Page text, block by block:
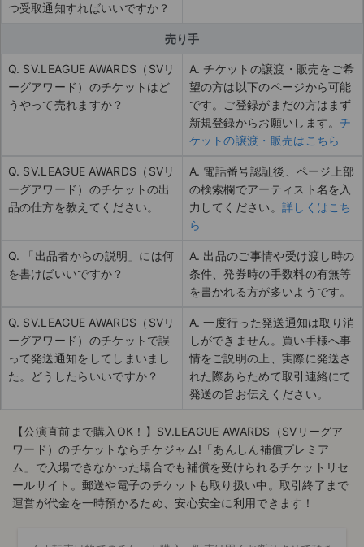
つ受取通知すればいいですか？
売り手
Q. SV.LEAGUE AWARDS（SVリ
ーグアワード）のチケットはど
うやって売れますか？
A. チケットの譲渡・販売をご希
望の方は以下のページから可能
です。ご登録がまだの方はまず
新規登録からお願いします。 チ
ケットの譲渡・販売はこちら
Q. SV.LEAGUE AWARDS（SVリ
ーグアワード）のチケットの出
品の仕方を教えてください。
A. 電話番号認証後、ページ上部
の検索欄でアーティスト名を入
力してください。 詳しくはこち
ら
Q. 「出品者からの説明」には何
を書けばいいですか？
A. 出品のご事情や受け渡し時の
条件、発券時の手数料の有無等
を書かれる方が多いようです。
Q. SV.LEAGUE AWARDS（SVリ
ーグアワード）のチケットで誤
って発送通知をしてしまいまし
た。どうしたらいいですか？
A. 一度行った発送通知は取り消
しができません。買い手様へ事
情をご説明の上、実際に発送さ
れた際あらためて取引連絡にて
発送の旨お伝えください。
【公演直前まで購入OK！】SV.LEAGUE AWARDS（SVリーグア
ワード）のチケットならチケジャム!「あんしん補償プレミア
ム」で入場できなかった場合でも補償を受けられるチケットリセ
ールサイト。郵送や電子のチケットも取り扱い中。取引終了まで
運営が代金を一時預かるため、安心安全に利用できます！